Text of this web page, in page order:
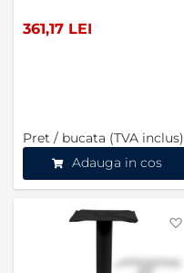
361,17 LEI
Pret / bucata (TVA inclus)
Adauga in cos